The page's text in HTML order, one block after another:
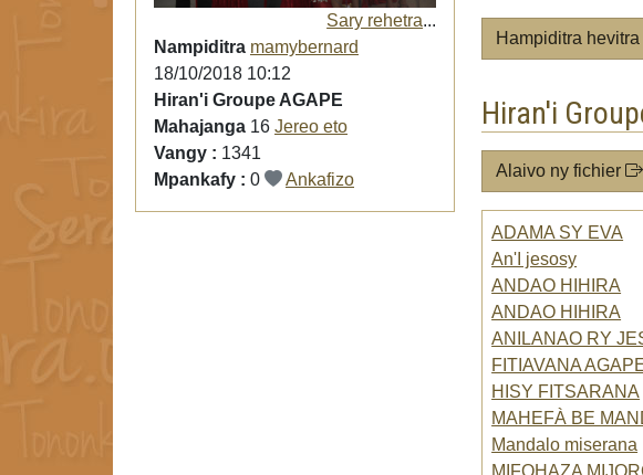
Sary rehetra...
Nampiditra mamybernard
18/10/2018 10:12
Hiran'i Groupe AGAPE
Mahajanga 16 Jereo eto
Vangy : 1341
Mpankafy : 0 Ankafizo
Hampiditra hevitra
Hiran'i
Alaivo ny fichier
ADAMA SY EVA
An'I jesosy
ANDAO HIHIRA
ANDAO HIHIRA
ANILANAO RY
FITIAVANA
HISY FITSARANA
MAHEFÀ BE
Mandalo miserana